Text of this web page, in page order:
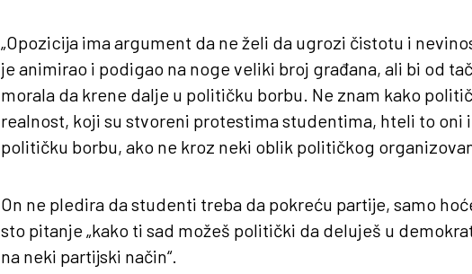
„Opozicija ima argument da ne želi da ugrozi čistotu i
je animirao i podigao na noge veliki broj građana, ali bi od
morala da krene dalje u političku borbu. Ne znam kako
realnost, koji su stvoreni protestima studentima, hteli to oni
političku borbu, ako ne kroz neki oblik političkog
On ne pledira da studenti treba da pokreću partije, samo
sto pitanje „kako ti sad možeš politički da deluješ u
na neki partijski način“.